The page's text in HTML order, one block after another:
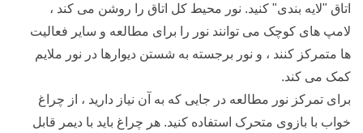
اتاق "لایه بندی" کنید. نور محیط کل اتاق را روشن می کند ،
لامپ های کوچک می توانند نور را برای مطالعه و سایر فعالیت
ها متمرکز کنند ، و نور برجسته به شستن دیوارها در نور ملایم
کمک می کند.
برای تمرکز نور مطالعه در جایی که به آن نیاز دارید ، از چراغ
خواب با بازوی متحرک استفاده کنید. هر چراغ باید با دیمر قابل